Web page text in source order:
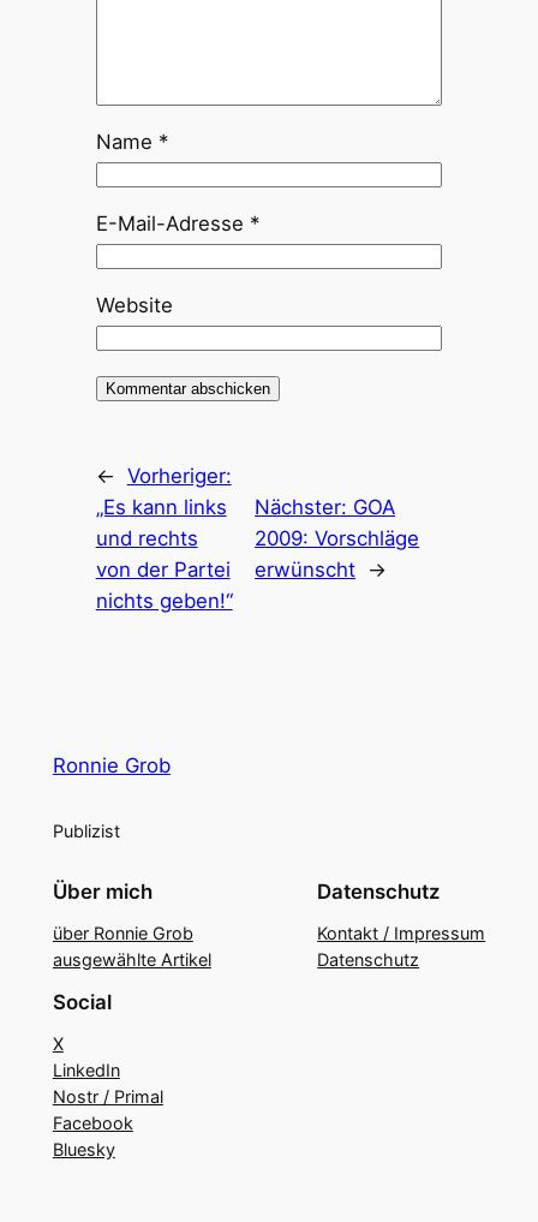
Name *
E-Mail-Adresse *
Website
← Vorheriger:
„Es kann links
und rechts
von der Partei
nichts geben!“
Nächster: GOA
2009: Vorschläge
erwünscht →
Ronnie Grob
Publizist
Über mich
über Ronnie Grob
ausgewählte Artikel
Datenschutz
Kontakt / Impressum
Datenschutz
Social
X
LinkedIn
Nostr / Primal
Facebook
Bluesky